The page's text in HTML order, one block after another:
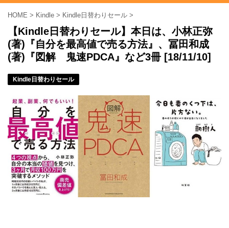
HOME > Kindle > Kindle日替わりセール >
【Kindle日替わりセール】本日は、小林正弥
(著)『自分を最高値で売る方法』、冨田和成
(著)『図解 鬼速PDCA』など3冊 [18/11/10]
Kindle日替わりセール